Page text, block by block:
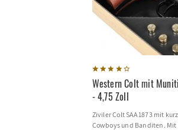
Western Colt mit
- 4,75 Zoll
Ziviler Colt SAA 1873 mit
Cowboys und Banditen.